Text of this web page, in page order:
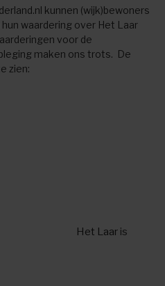
kunnen (wijk)bewoners
waardering over Het Laar
voor de
maken ons trots. De
zien:
Het Laar is